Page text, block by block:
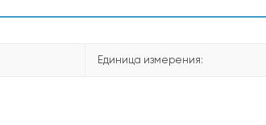
Единица измерения: